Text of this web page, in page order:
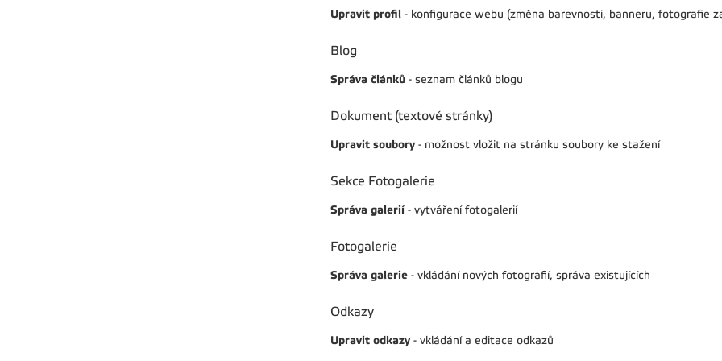
Upravit profil- konfigurace webu (změna barevnosti, banneru, fotografie
Blog
Správa článků- seznam článků blogu
Dokument (textové stránky)
Upravit soubory- možnost vložit na stránku soubory ke stažení
Sekce Fotogalerie
Správa galerií- vytváření fotogalerií
Fotogalerie
Správa galerie- vkládání nových fotografií, správa existujících
Odkazy
Upravit odkazy- vkládání a editace odkazů